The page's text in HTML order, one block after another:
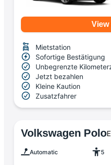
View
Mietstation
Sofortige Bestätigung
Unbegrenzte
Jetzt bezahlen
Kleine Kaution
Zusatzfahrer
Volkswagen Polo
Automatic 5